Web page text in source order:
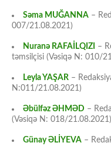
Səma MUĞANNA –
007/21.08.2021)
Nuranə RAFAİLQIZI
–
təmsilçisi (Vəsiqə N: 010/
Leyla YAŞAR –
N:011/21.08.2021)
Əbülfəz ƏHMƏD –
(Vəsiqə N: 018/21.08.2021)
Günay ƏLİYEVA –